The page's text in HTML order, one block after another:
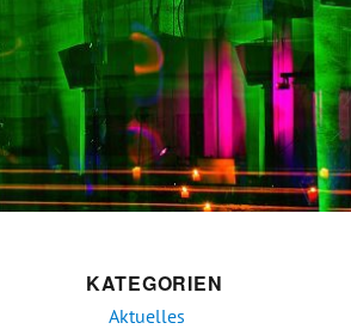
KATEGORIEN
Aktuelles